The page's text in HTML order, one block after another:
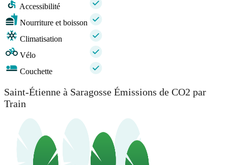
Accessibilité
Nourriture et boisson
Climatisation
Vélo
Couchette
Saint-Étienne à Saragosse Émissions de CO2 par
Train